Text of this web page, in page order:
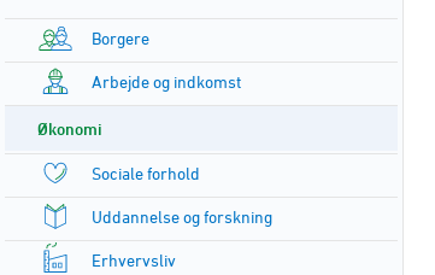
Borgere
Arbejde og indkomst
Økonomi
Sociale forhold
Uddannelse og forskning
Erhvervsliv